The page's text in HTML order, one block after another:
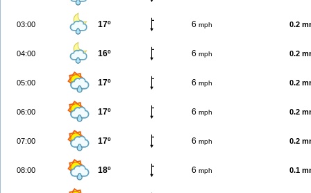
03:00 17º 6 mph 0.2
04:00 16º 6 mph 0.2
05:00 17º 6 mph 0.2
06:00 17º 6 mph 0.2
07:00 17º 6 mph 0.2
08:00 18º 6 mph 0.1